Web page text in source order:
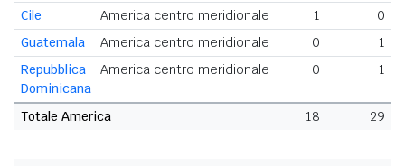
Cile America centro meridionale 1
0
Guatemala
America centro meridionale 0
1
Repubblica
Dominicana
America centro meridionale 0 1
Totale America 18 29